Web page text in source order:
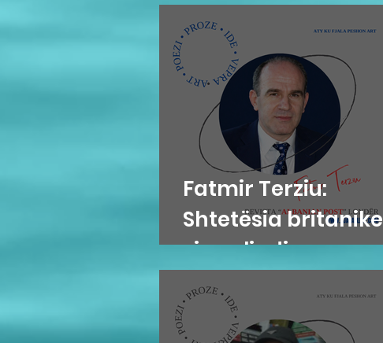
variacionit
Fatmir Terziu:
Shtetësia britanike
sipas lindjes